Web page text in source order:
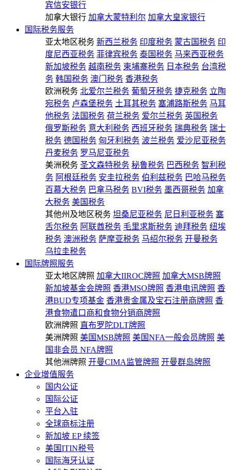
宾信安银行
加拿大银行 加拿大蒙特利尔 加拿大皇家银行
国际税务服务
亚太地区税务 新西兰税务 印度税务 蒙古国税务 印
度尼西亚税务 菲律宾税务 泰国税务 马来西亚税务
新加坡税务 越南税务 柬埔寨税务 日本税务 台湾税
务 韩国税务 澳门税务 香港税务
欧洲税务 北爱尔兰税务 葡萄牙税务 捷克税务 立陶
宛税务 卢森堡税务 土耳其税务 塞浦路斯税务 马耳
他税务 法国税务 荷兰税务 爱尔兰税务 英国税务
俄罗斯税务 意大利税务 西班牙税务 瑞典税务 瑞士
税务 德国税务 匈牙利税务 波兰税务 爱沙尼亚税务
丹麦税务 罗马尼亚税务
美洲税务 圣文森特税务 秘鲁税务 巴西税务 智利税
务 阿根廷税务 安圭拉税务 伯利兹税务 巴哈马税务
百慕大税务 巴拿马税务 BVI税务 墨西哥税务 加拿
大税务 美国税务
其他州及地区税务 坦桑尼亚税务 尼日利亚税务 塞
舌尔税务 阿联酋税务 毛里求斯税务 迪拜税务 纽埃
税务 澳洲税务 萨摩亚税务 马绍尔税务 开曼税务
乌拉圭税务
国际牌照服务
亚太地区牌照 加拿大IIROC牌照 加拿大MSB牌照
新加坡基金会牌照 香港MSO牌照 香港电讯牌照 香
港BUD专项基金 香港贵金属及宝石注册商牌照 香
港食物遣口商和食物分销商牌照
欧洲牌照 直布罗陀DLT牌照
美洲牌照 美国MSB牌照 美国NFA一般会员牌照 美
国非会员 NFA牌照
其他洲牌照 开曼CIMA监管牌照 开曼群岛牌照
企业增值服务
国内公证
国际公证
平台入驻
全球商标注册
新加坡 EP 续签
美国ITIN税号
国际海牙认证